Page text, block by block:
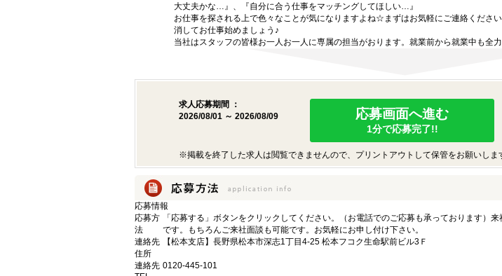
大丈夫かな…』、『自分に合う仕事をマッチングしてほしい…』
お仕事を探される上で色々なことが気になりますよね☆まずはお気軽にご連絡くださ
消してお仕事始めましょう♪
当社はスタッフの皆様お一人お一人に専属の担当がおります。就業前から就業中も全
求人応募期間 ：
2026/08/01 ～ 2026/08/09
応募画面へ進む
1分で応募完了!!
※掲載を終了した求人は閲覧できませんので、プリントアウトして保管をお願いしま
応募情報
応募方
法
「応募する」ボタンをクリックしてください。（お電話でのご応募も承っております）
です。もちろんご来社面談も可能です。お気軽にお申し付け下さい。
連絡先
住所
【松本支店】長野県松本市深志1丁目4-25 松本フコク生命駅前ビル3Ｆ
連絡先 0120-445-101